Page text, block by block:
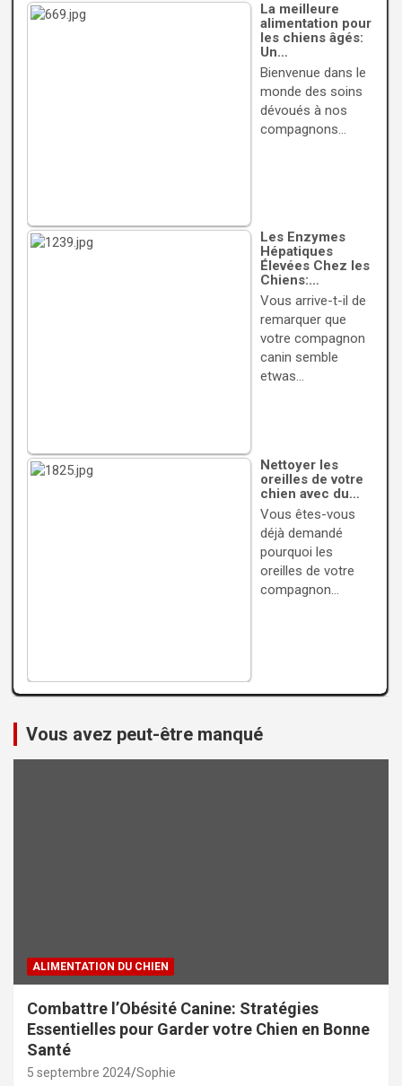
La meilleure
alimentation pour
les chiens âgés:
Un…
Bienvenue dans le
monde des soins
dévoués à nos
compagnons…
Les Enzymes
Hépatiques
Élevées Chez les
Chiens:…
Vous arrive-t-il de
remarquer que
votre compagnon
canin semble
etwas…
Nettoyer les
oreilles de votre
chien avec du…
Vous êtes-vous
déjà demandé
pourquoi les
oreilles de votre
compagnon…
Vous avez peut-être manqué
ALIMENTATION DU CHIEN
Combattre l’Obésité Canine: Stratégies
Essentielles pour Garder votre Chien en Bonne
Santé
5 septembre 2024 Sophie